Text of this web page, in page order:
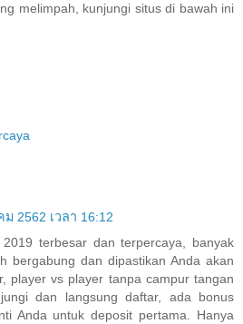
melimpah, kunjungi situs di bawah ini
2562 เวลา 16:12
terbesar dan terpercaya, banyak
bergabung dan dipastikan Anda akan
player vs player tanpa campur tangan
dan langsung daftar, ada bonus
Anda untuk deposit pertama. Hanya